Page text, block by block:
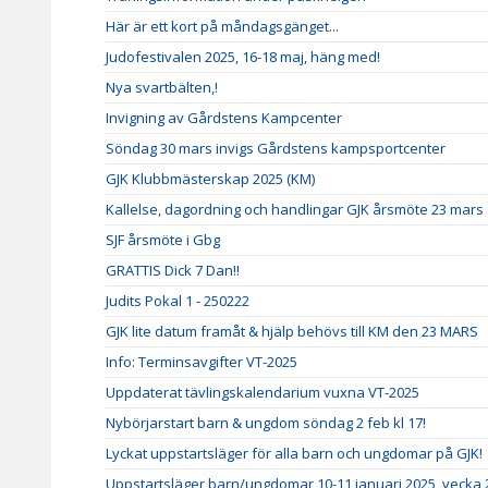
Här är ett kort på måndagsgänget...
Judofestivalen 2025, 16-18 maj, häng med!
Nya svartbälten,!
Invigning av Gårdstens Kampcenter
Söndag 30 mars invigs Gårdstens kampsportcenter
GJK Klubbmästerskap 2025 (KM)
Kallelse, dagordning och handlingar GJK årsmöte 23 mars
SJF årsmöte i Gbg
GRATTIS Dick 7 Dan!!
Judits Pokal 1 - 250222
GJK lite datum framåt & hjälp behövs till KM den 23 MARS
Info: Terminsavgifter VT-2025
Uppdaterat tävlingskalendarium vuxna VT-2025
Nybörjarstart barn & ungdom söndag 2 feb kl 17!
Lyckat uppstartsläger för alla barn och ungdomar på GJK!
Uppstartsläger barn/ungdomar 10-11 januari 2025, vecka